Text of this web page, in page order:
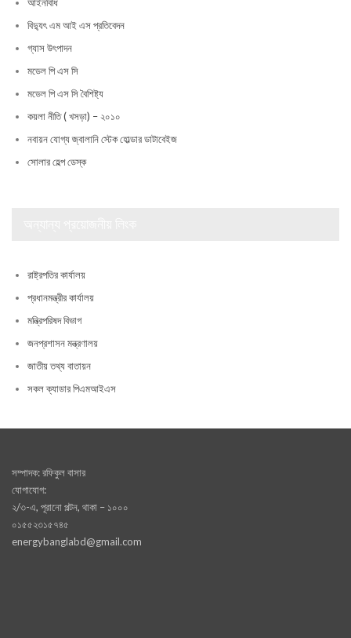
আইনবিধি
বিদ্যুৎ এম আই এস প্রতিবেদন
গ্যাস উৎপাদন
মডেল পি এস সি
মডেল পি এস সি বৈশিষ্ট্য
কয়লা নীতি ( খসড়া) – ২০১০
নবায়ন যোগ্য জ্বালানি স্টেক হোল্ডার ডাটাবেইজ
সোলার হেল্প ডেস্ক
রাষ্ট্রপতির কার্যালয়
প্রধানমন্ত্রীর কার্যালয়
মন্ত্রিপরিষদ বিভাগ
জনপ্রশাসন মন্ত্রণালয়
জাতীয় তথ্য বাতায়ন
সকল ক্যাডার পিএমআইএস
সম্পাদক: রফিকুল বাসার
যোগাযোগ:
২/৩-এ, পূরানো পল্টন, থাকা – ১০০০
০১৫৫২৩১৫৭৪৫
energybanglabd@gmail.com